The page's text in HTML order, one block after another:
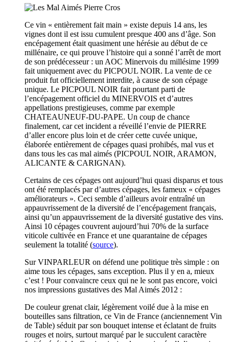
Ce vin « entièrement fait main » existe depuis 14 ans, les
vignes dont il est issu cumulent presque 400 ans d’âge. Son
encépagement était quasiment une hérésie au début de ce
millénaire, ce qui prouve l’histoire qui a sonné l’arrêt de mort
de son prédécesseur : un AOC Minervois du millésime 1999
fait uniquement avec du PICPOUL NOIR. La vente de ce
produit fut officiellement interdite, à cause de son cépage
unique. Le PICPOUL NOIR fait pourtant parti de
l’encépagement officiel du MINERVOIS et d’autres
appellations prestigieuses, comme par exemple
CHATEAUNEUF-DU-PAPE. Un coup de chance
finalement, car cet incident a réveillé l’envie de PIERRE
d’aller encore plus loin et de créer cette cuvée unique,
élaborée entièrement de cépages quasi prohibés, mal vus et
dans tous les cas mal aimés (PICPOUL NOIR, ARAMON,
ALICANTE & CARIGNAN).
Certains de ces cépages ont aujourd’hui quasi disparus et tous
ont été remplacés par d’autres cépages, les fameux « cépages
améliorateurs ». Ceci semble d’ailleurs avoir entraîné un
appauvrissement de la diversité de l’encépagement français,
ainsi qu’un appauvrissement de la diversité gustative des vins.
Ainsi 10 cépages couvrent aujourd’hui 70% de la surface
viticole cultivée en France et une quarantaine de cépages
seulement la totalité (source).
Sur VINPARLEUR on défend une politique très simple : on
aime tous les cépages, sans exception. Plus il y en a, mieux
c’est ! Pour convaincre ceux qui ne le sont pas encore, voici
nos impressions gustatives des Mal Aimés 2012 :
De couleur grenat clair, légèrement voilé due à la mise en
bouteilles sans filtration, ce Vin de France (anciennement Vin
de Table) séduit par son bouquet intense et éclatant de fruits
rouges et noirs, surtout marqué par le succulent caractère